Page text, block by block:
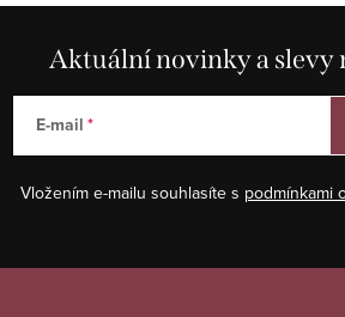
Aktuální novinky a slevy
E-mail
Vložením e-mailu souhlasíte s podmínkami